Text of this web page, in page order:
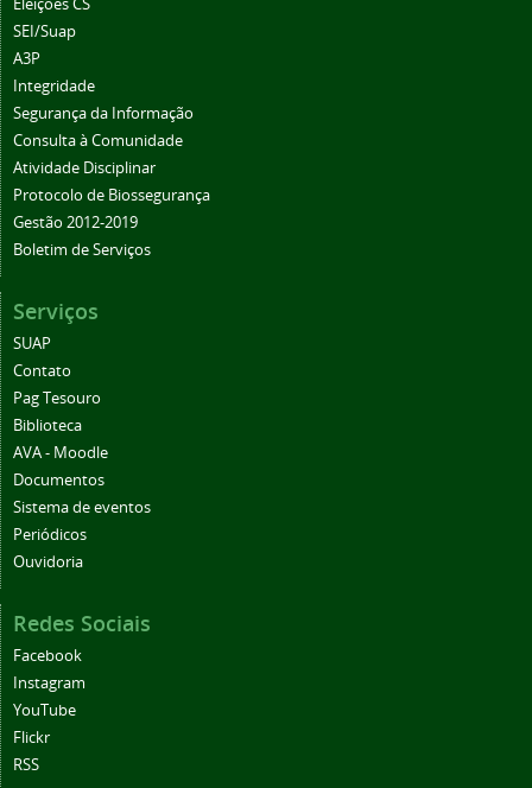
Eleições CS
SEI/Suap
A3P
Integridade
Segurança da Informação
Consulta à Comunidade
Atividade Disciplinar
Protocolo de Biossegurança
Gestão 2012-2019
Boletim de Serviços
Serviços
SUAP
Contato
Pag Tesouro
Biblioteca
AVA - Moodle
Documentos
Sistema de eventos
Periódicos
Ouvidoria
Redes Sociais
Facebook
Instagram
YouTube
Flickr
RSS